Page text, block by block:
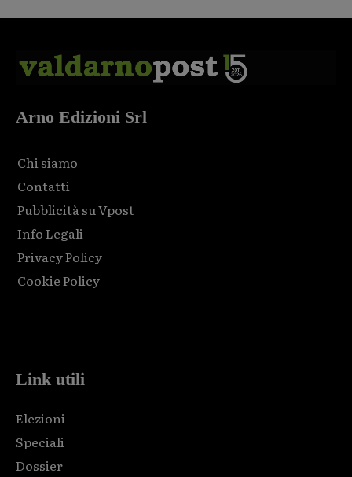
Arno Edizioni Srl
Chi siamo
Contatti
Pubblicità su Vpost
Info Legali
Privacy Policy
Cookie Policy
Link utili
Elezioni
Speciali
Dossier